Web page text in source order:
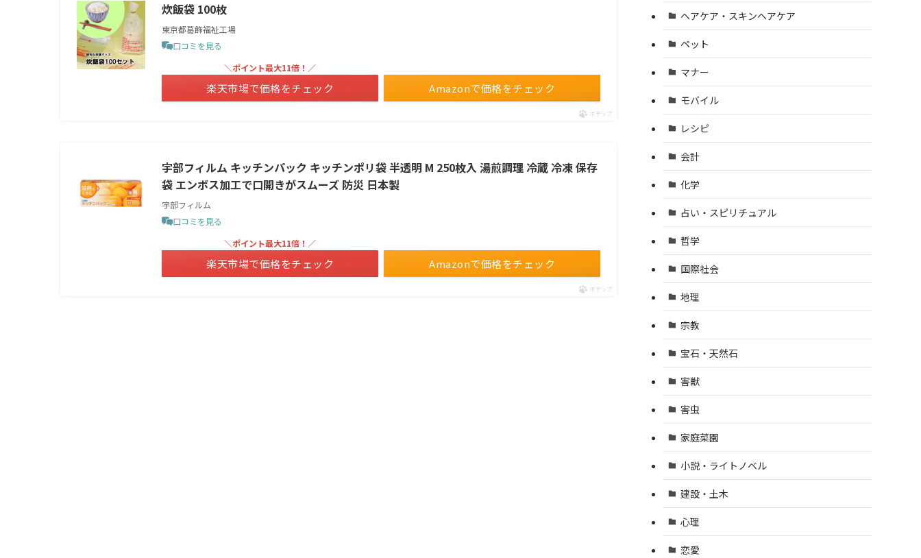
炊飯袋 100枚
東京都葛飾福祉工場
口コミを見る
Amazonで価格をチェック
＼ポイント最大11倍！／
楽天市場で価格をチェック
ポチップ
宇部フィルム キッチンパック キッチンポリ袋 半透明 M 250枚入 湯煎調理 冷蔵 冷凍 保存
袋 エンボス加工で口開きがスムーズ 防災 日本製
宇部フィルム
口コミを見る
Amazonで価格をチェック
＼ポイント最大11倍！／
楽天市場で価格をチェック
ポチップ
ヘアケア・スキンヘアケア
ペット
マナー
モバイル
レシピ
会計
化学
占い・スピリチュアル
哲学
国際社会
地理
宗教
宝石・天然石
害獣
害虫
家庭菜園
小説・ライトノベル
建設・土木
心理
恋愛